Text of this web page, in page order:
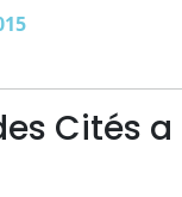
Cités a